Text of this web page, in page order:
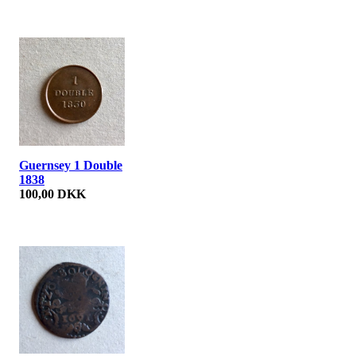
Guernsey 1 Double
1838
100,00 DKK